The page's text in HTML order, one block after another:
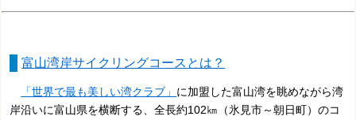
富山湾岸サイクリングコースとは？
「世界で最も美しい湾クラブ」 に加盟した富山湾を眺めながら湾
岸沿いに富山県を横断する、全長約102㎞（氷見市～朝日町）のコ